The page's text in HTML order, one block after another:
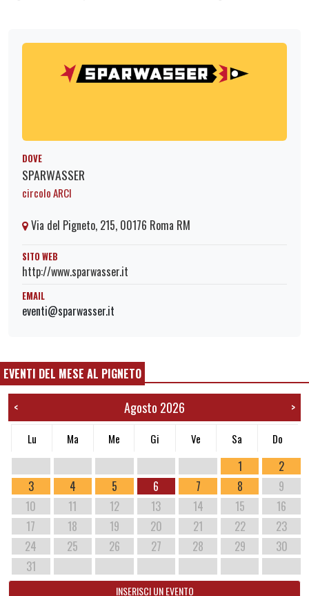
DOVE
SPARWASSER
circolo ARCI
Via del Pigneto, 215, 00176 Roma RM
SITO WEB
http://www.sparwasser.it
EMAIL
eventi@sparwasser.it
EVENTI DEL MESE AL PIGNETO
< Agosto 2026 >
Lu Ma Me Gi Ve Sa Do
1
2
3
4 5 6 7 8
9
10
11 12 13 14 15
16
17
18 19 20 21 22
23
24
25 26 27 28 29
30
31
INSERISCI UN EVENTO